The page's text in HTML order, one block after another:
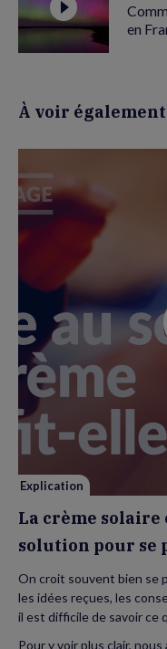
en
À voir également
Explication
La crème
solution pour se
On croit souvent bien se
les idées reçues, les
il est difficile de savoir ce
Pour y voir plus clair,